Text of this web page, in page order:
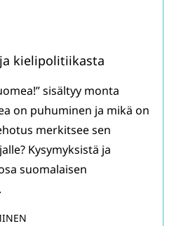
kielipolitiikasta
sisältyy monta
on puhuminen ja mikä on
merkitsee sen
Kysymyksistä ja
suomalaisen